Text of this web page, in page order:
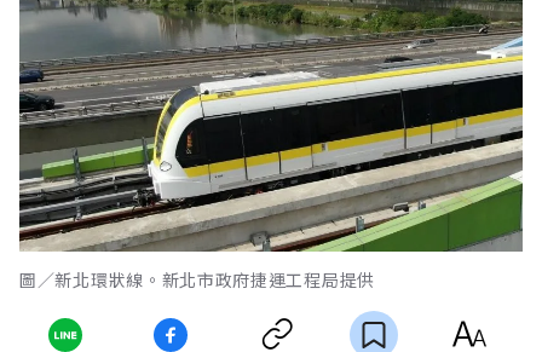
圖／新北環狀線。新北市政府捷運工程局提供